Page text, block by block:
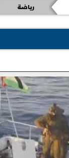
رياضة
أخبار